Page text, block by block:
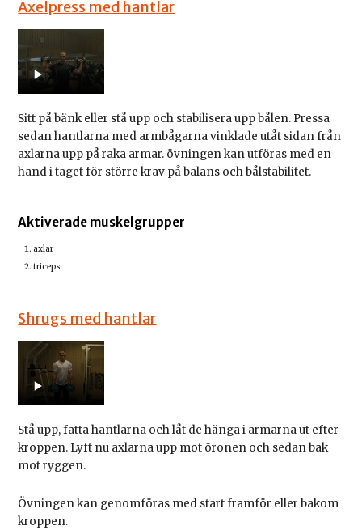
Axelpress med hantlar
Sitt på bänk eller stå upp och stabilisera upp bålen. Pressa
sedan hantlarna med armbågarna vinklade utåt sidan från
axlarna upp på raka armar. övningen kan utföras med en
hand i taget för större krav på balans och bålstabilitet.
Aktiverade muskelgrupper
axlar
triceps
Shrugs med hantlar
Stå upp, fatta hantlarna och låt de hänga i armarna ut efter
kroppen. Lyft nu axlarna upp mot öronen och sedan bak
mot ryggen.
Övningen kan genomföras med start framför eller bakom
kroppen.